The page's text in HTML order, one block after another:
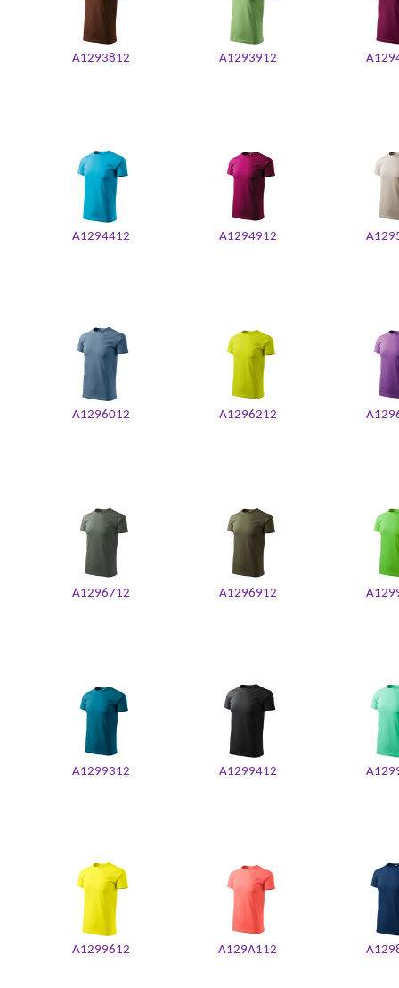
A1293812 A1293912
A1294412 A1294912
A1296012 A1296212
A1296712 A1296912
A1299312 A1299412
A1299612 A129A112